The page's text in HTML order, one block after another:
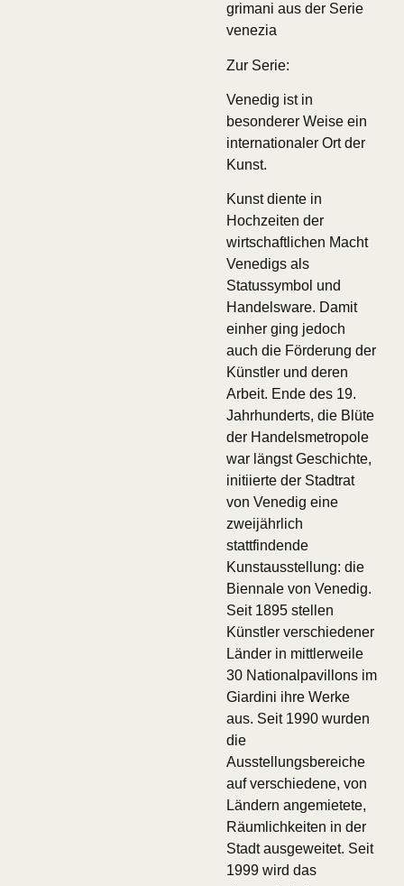
grimani aus der Serie
venezia
Zur Serie:
Venedig ist in
besonderer Weise ein
internationaler Ort der
Kunst.
Kunst diente in
Hochzeiten der
wirtschaftlichen Macht
Venedigs als
Statussymbol und
Handelsware. Damit
einher ging jedoch
auch die Förderung der
Künstler und deren
Arbeit. Ende des 19.
Jahrhunderts, die Blüte
der Handelsmetropole
war längst Geschichte,
initiierte der Stadtrat
von Venedig eine
zweijährlich
stattfindende
Kunstausstellung: die
Biennale von Venedig.
Seit 1895 stellen
Künstler verschiedener
Länder in mittlerweile
30 Nationalpavillons im
Giardini ihre Werke
aus. Seit 1990 wurden
die
Ausstellungsbereiche
auf verschiedene, von
Ländern angemietete,
Räumlichkeiten in der
Stadt ausgeweitet. Seit
1999 wird das